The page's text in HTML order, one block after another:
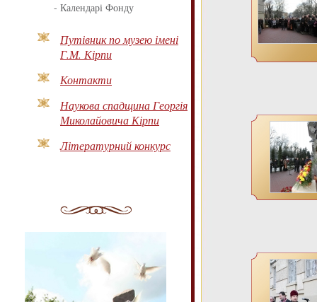
- Календарі Фонду
Путівник по музею імені
Г.М. Кірпи
Контакти
Наукова спадщина Георгія
Миколайовича Кірпи
Літературний конкурс